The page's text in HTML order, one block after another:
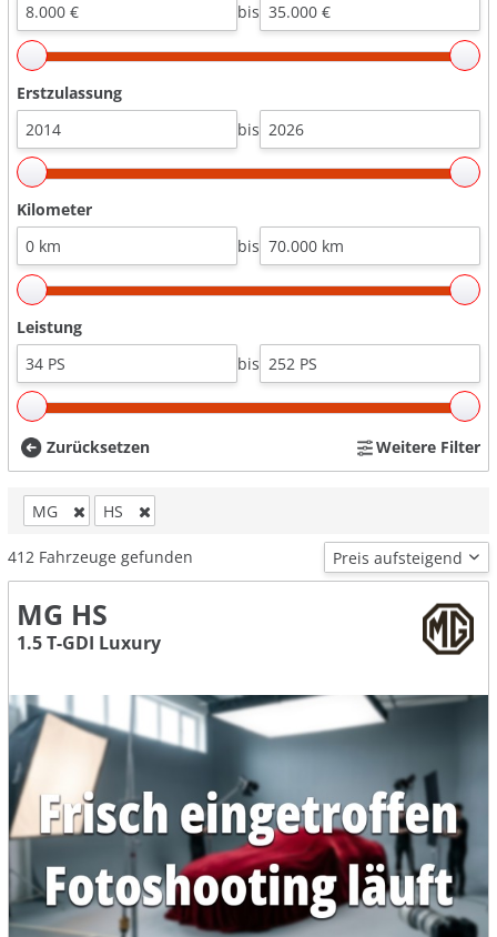
bis
Erstzulassung
bis
Kilometer
bis
Leistung
bis
Zurücksetzen Weitere Filter
MG HS
412 Fahrzeuge gefunden
MG HS
1.5 T-GDI Luxury